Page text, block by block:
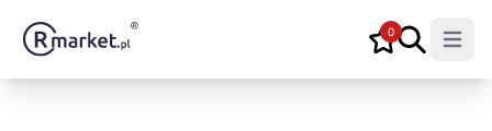
0
Open